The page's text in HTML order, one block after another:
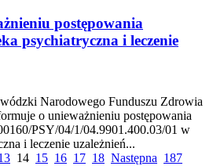
postępowania
psychiatryczna i leczenie
Narodowego Funduszu Zdrowia
o unieważnieniu postępowania
PSY/04/1/04.9901.400.03/01 w
i leczenie uzależnień...
14 15 16 17 18 Następna 187